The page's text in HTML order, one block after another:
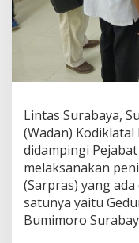
u
S
r
s
D
i
K
s
a
t
r
i
Lintas Surabaya,
(Wadan) Kodiklatal
didampingi
melaksanakan
(Sarpras) yang
satunya yaitu
Bumimoro